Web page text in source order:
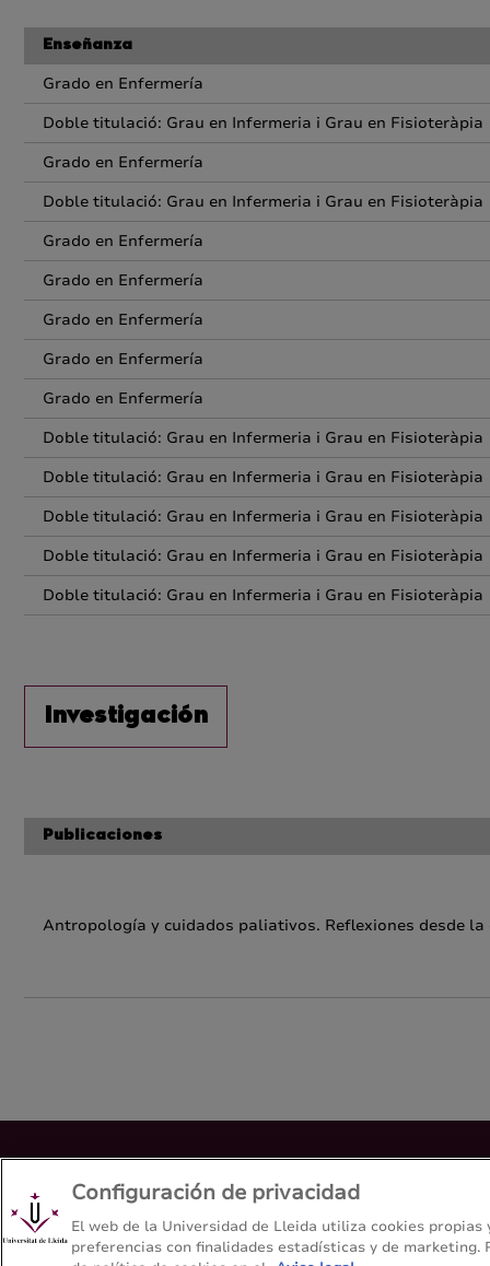
Enseñanza
Grado en Enfermería
Doble titulació: Grau en Infermeria i Grau en Fisioteràpia
Grado en Enfermería
Doble titulació: Grau en Infermeria i Grau en Fisioteràpia
Grado en Enfermería
Grado en Enfermería
Grado en Enfermería
Grado en Enfermería
Grado en Enfermería
Doble titulació: Grau en Infermeria i Grau en Fisioteràpia
Doble titulació: Grau en Infermeria i Grau en Fisioteràpia
Doble titulació: Grau en Infermeria i Grau en Fisioteràpia
Doble titulació: Grau en Infermeria i Grau en Fisioteràpia
Doble titulació: Grau en Infermeria i Grau en Fisioteràpia
Investigación
Publicaciones
Antropología y cuidados paliativos. Reflexiones desde
Doble titulación: Grado en Enfermería y Grado
Facultad de Enfermería y Fisioterapia - Universitat de Lleida
Configuración de privacidad
El web de la Universidad de Lleida utiliza cookies
preferencias con finalidades estadísticas y de